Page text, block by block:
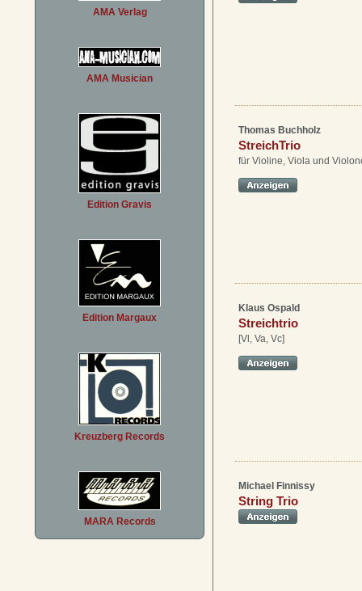
AMA Verlag
AMA Musician
Edition Gravis
Edition Margaux
Kreuzberg Records
MARA Records
Thomas Buchholz
StreichTrio
für Violine, Viola und
Klaus Ospald
Streichtrio
[Vl, Va, Vc]
Michael Finnissy
String Trio